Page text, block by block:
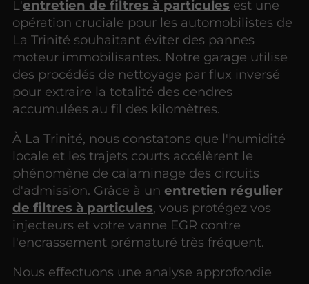
L'entretien de filtres à particules est une
opération cruciale pour les automobilistes de
La Trinité souhaitant éviter des pannes
moteur immobilisantes. Notre garage utilise
des procédés de nettoyage par flux inversé
pour extraire la totalité des cendres
accumulées au fil des kilomètres.
À La Trinité, nous constatons que l'humidité
locale et les trajets courts accélèrent le
phénomène de calaminage des circuits
d'admission. Grâce à unentretien régulier
de filtres à particules, vous protégez vos
injecteurs et votre vanne EGR contre
l'encrassement prématuré très fréquent.
Nous effectuons une analyse approfondie